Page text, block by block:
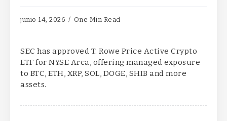
junio 14, 2026 One Min Read
SEC has approved T. Rowe Price Active Crypto
ETF for NYSE Arca, offering managed exposure
to BTC, ETH, XRP, SOL, DOGE, SHIB and more
assets.